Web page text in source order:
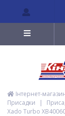
Інтернет-
Присадки
|
Xado Turbo